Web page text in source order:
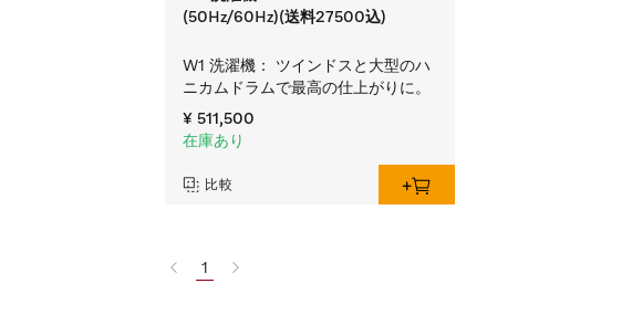
(50Hz/60Hz)(送料27500込)
W1 洗濯機： ツインドスと大型のハ
ニカムドラムで最高の仕上がりに。
¥ 511,500
在庫あり
比較
1